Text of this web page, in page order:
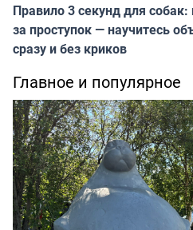
Правило 3 секунд для
за проступок — научитесь
сразу и без криков
Главное и популярное